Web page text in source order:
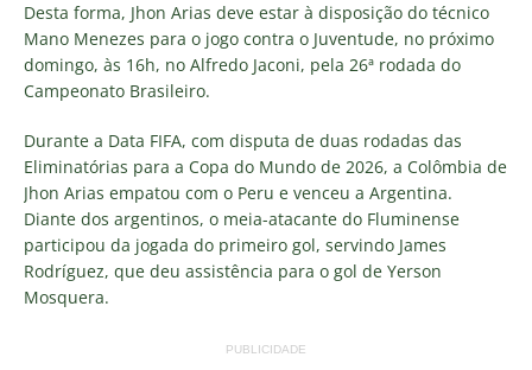
Desta forma, Jhon Arias deve estar à disposição do técnico
Mano Menezes para o jogo contra o Juventude, no próximo
domingo, às 16h, no Alfredo Jaconi, pela 26ª rodada do
Campeonato Brasileiro.
Durante a Data FIFA, com disputa de duas rodadas das
Eliminatórias para a Copa do Mundo de 2026, a Colômbia de
Jhon Arias empatou com o Peru e venceu a Argentina.
Diante dos argentinos, o meia-atacante do Fluminense
participou da jogada do primeiro gol, servindo James
Rodríguez, que deu assistência para o gol de Yerson
Mosquera.
PUBLICIDADE